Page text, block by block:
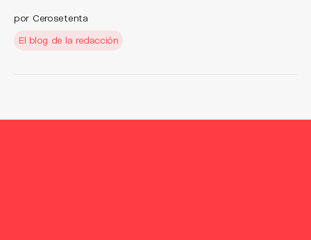
por Cerosetenta
El blog de la redacción